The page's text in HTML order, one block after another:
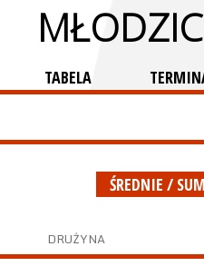
TABELA
ŚREDNIE /
DRUŻYNA